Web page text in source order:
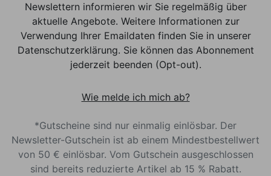
Newslettern informieren wir Sie regelmäßig über
aktuelle Angebote. Weitere Informationen zur
Verwendung Ihrer Emaildaten finden Sie in unserer
Datenschutzerklärung. Sie können das Abonnement
jederzeit beenden (Opt-out).
Wie melde ich mich ab?
*Gutscheine sind nur einmalig einlösbar. Der
Newsletter-Gutschein ist ab einem Mindestbestellwert
von 50 € einlösbar. Vom Gutschein ausgeschlossen
sind bereits reduzierte Artikel ab 15 % Rabatt.